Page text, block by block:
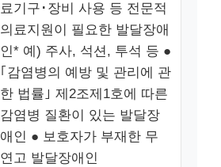
료기구･장비 사용 등 전문적
의료지원이 필요한 발달장애
인* 예) 주사, 석션, 투석 등 ●
｢감염병의 예방 및 관리에 관
한 법률｣ 제2조제1호에 따른
감염병 질환이 있는 발달장
애인 ● 보호자가 부재한 무
연고 발달장애인